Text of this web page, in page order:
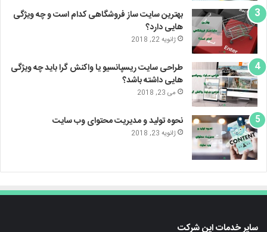
بهترین سایت ساز فروشگاهی کدام است و چه ویژگی
هایی دارد؟
ژانویه 22, 2018
طراحی سایت ریسپانسیو یا واکنش گرا باید چه ویژگی
هایی داشته باشد؟
می 23, 2018
نحوه تولید و مدیریت محتوای وب سایت
ژانویه 23, 2018
سایر خدمات این شرکت